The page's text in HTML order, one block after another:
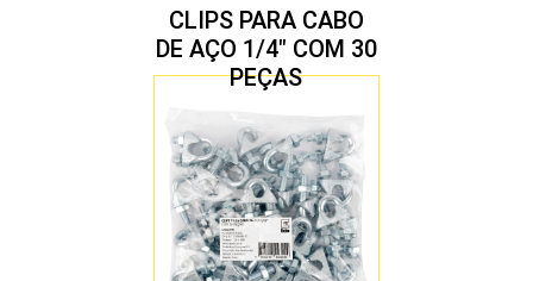
CLIPS PARA CABO
DE AÇO 1/4″ COM 30
PEÇAS